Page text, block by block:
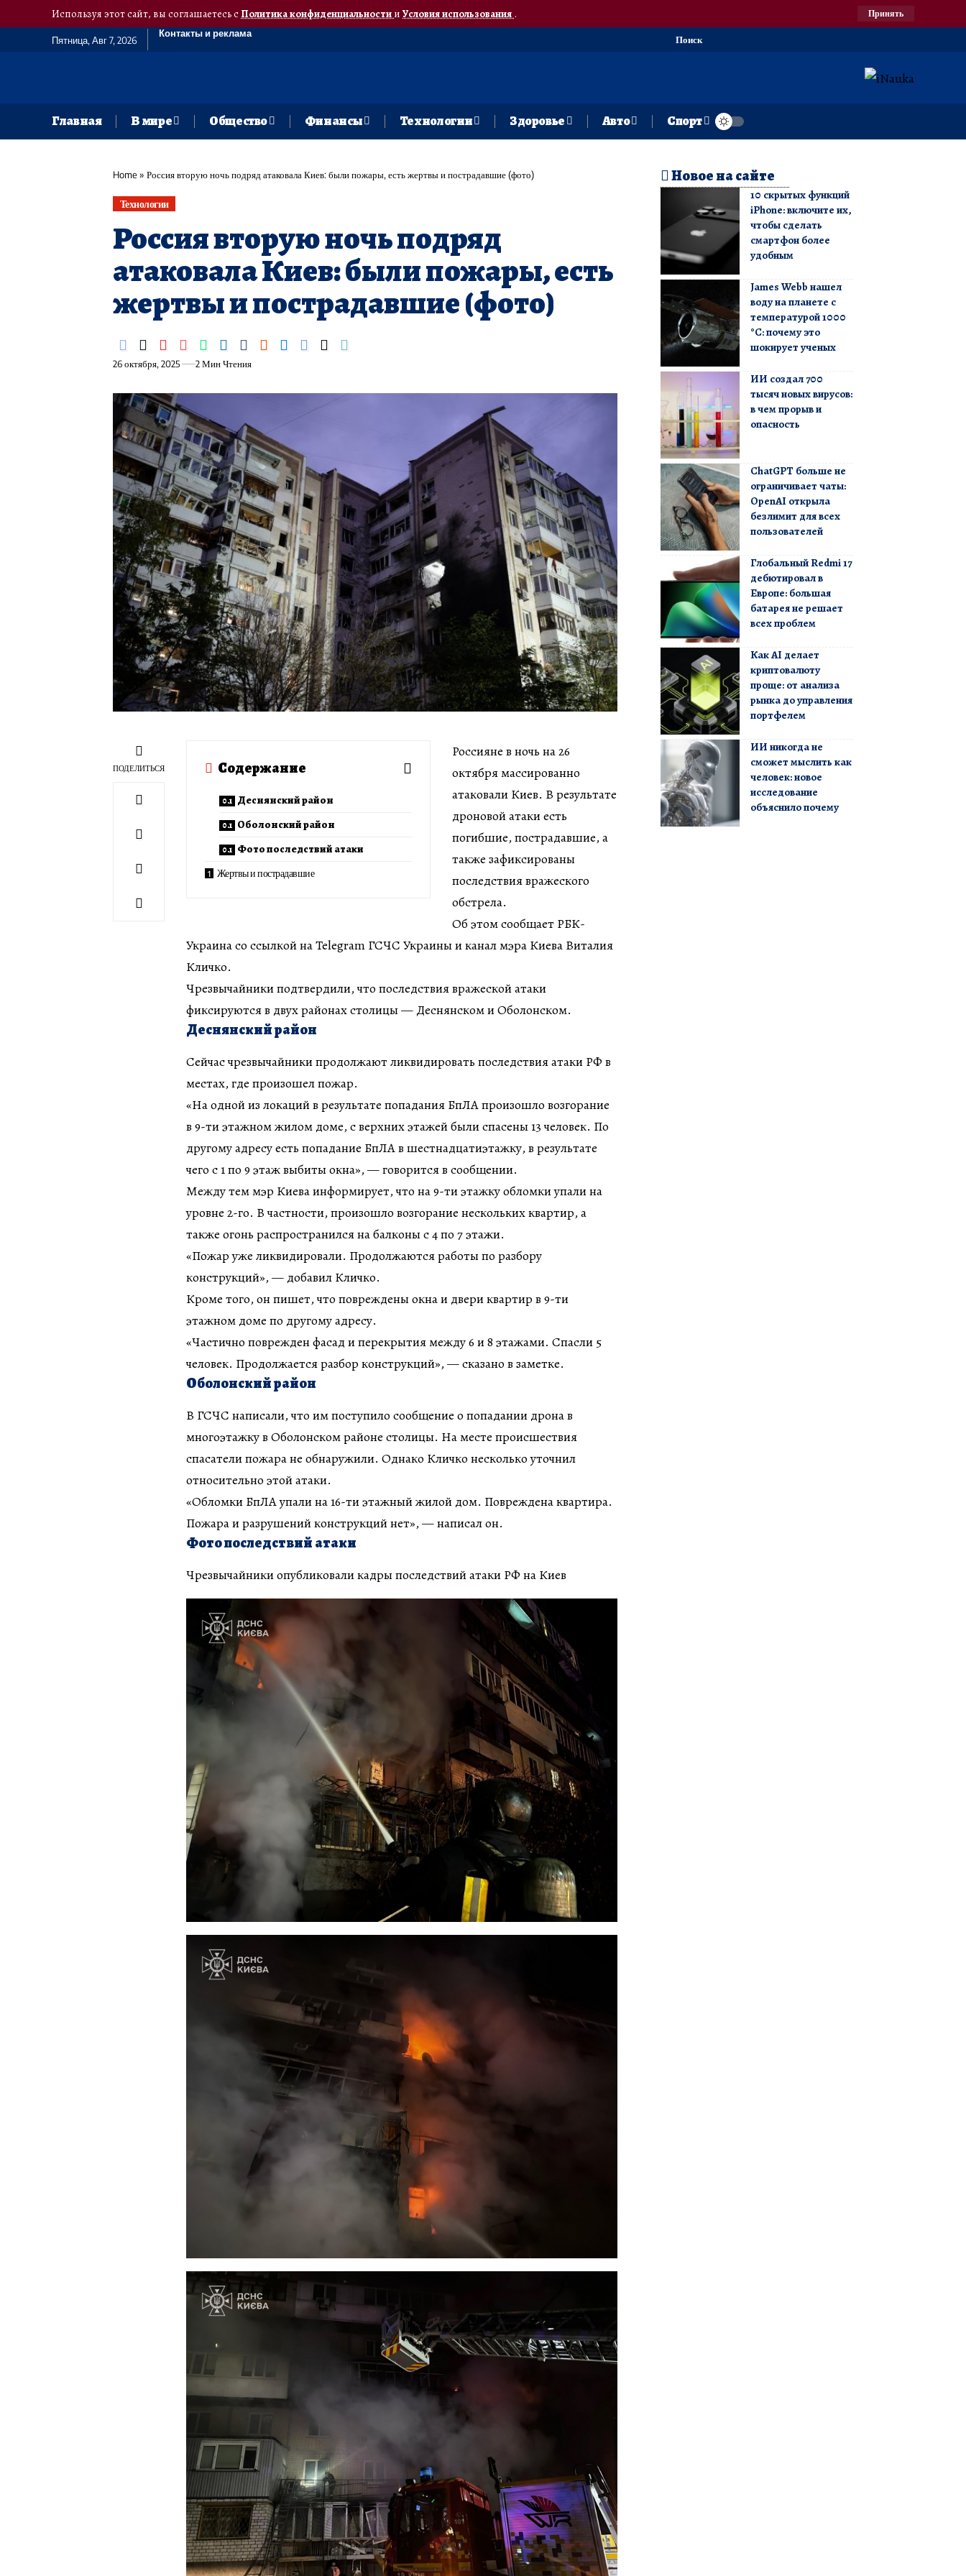
Используя этот сайт, вы соглашаетесь сПолитика конфиденциальностии Условия использования. Принять
Пятница, Авг 7, 2026
Контакты и реклама
Поиск
Главная В мире Общество Финансы Технологии Здоровье Авто Спорт
Home» Россия вторую ночь подряд атаковала Киев: были пожары, есть жертвы и пострадавшие (фото)
Технологии
Россия вторую ночь подряд
атаковала Киев: были пожары, есть
жертвы и пострадавшие (фото)
26 октября, 2025 2 Мин Чтения
ПОДЕЛИТЬСЯ Содержание
Деснянский район
Оболонский район
Фото последствий атаки
Жертвы и пострадавшие
Россияне в ночь на 26
октября массированно
атаковали Киев. В результате
дроновой атаки есть
погибшие, пострадавшие, а
также зафиксированы
последствия вражеского
обстрела.
Об этом сообщает РБК-
Украина со ссылкой на Telegram ГСЧС Украины и канал мэра Киева Виталия
Кличко.
Чрезвычайники подтвердили, что последствия вражеской атаки
фиксируются в двух районах столицы — Деснянском и Оболонском.
Деснянский район
Сейчас чрезвычайники продолжают ликвидировать последствия атаки РФ в
местах, где произошел пожар.
«На одной из локаций в результате попадания БпЛА произошло возгорание
в 9-ти этажном жилом доме, с верхних этажей были спасены 13 человек. По
другому адресу есть попадание БпЛА в шестнадцатиэтажку, в результате
чего с 1 по 9 этаж выбиты окна», — говорится в сообщении.
Между тем мэр Киева информирует, что на 9-ти этажку обломки упали на
уровне 2-го. В частности, произошло возгорание нескольких квартир, а
также огонь распространился на балконы с 4 по 7 этажи.
«Пожар уже ликвидировали. Продолжаются работы по разбору
конструкций», — добавил Кличко.
Кроме того, он пишет, что повреждены окна и двери квартир в 9-ти
этажном доме по другому адресу.
«Частично поврежден фасад и перекрытия между 6 и 8 этажами. Спасли 5
человек. Продолжается разбор конструкций», — сказано в заметке.
Оболонский район
В ГСЧС написали, что им поступило сообщение о попадании дрона в
многоэтажку в Оболонском районе столицы. На месте происшествия
спасатели пожара не обнаружили. Однако Кличко несколько уточнил
относительно этой атаки.
«Обломки БпЛА упали на 16-ти этажный жилой дом. Повреждена квартира.
Пожара и разрушений конструкций нет», — написал он.
Фото последствий атаки
Чрезвычайники опубликовали кадры последствий атаки РФ на Киев
Новое на сайте
10 скрытых функций
iPhone: включите их,
чтобы сделать
смартфон более
удобным
James Webb нашел
воду на планете с
температурой 1000
°C: почему это
шокирует ученых
ИИ создал 700
тысяч новых вирусов:
в чем прорыв и
опасность
ChatGPT больше не
ограничивает чаты:
OpenAI открыла
безлимит для всех
пользователей
Глобальный Redmi 17
дебютировал в
Европе: большая
батарея не решает
всех проблем
Как AI делает
криптовалюту
проще: от анализа
рынка до управления
портфелем
ИИ никогда не
сможет мыслить как
человек: новое
исследование
объяснило почему